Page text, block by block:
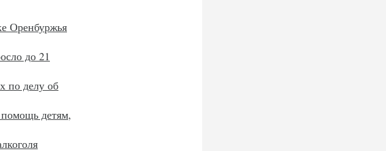
Оренбуржья
до 21
по делу об
детям,